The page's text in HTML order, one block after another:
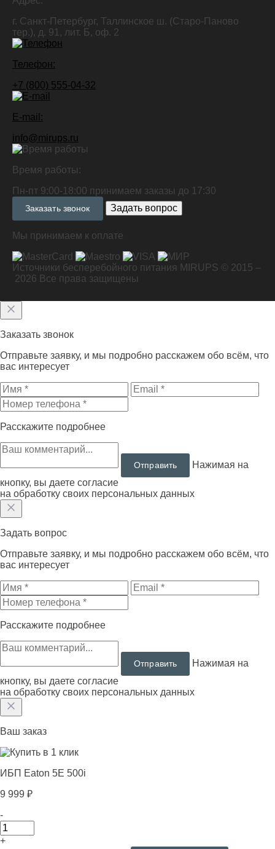
г. Санкт-Петербург, Таллинское ш. (Старо-Паново
тер.), д. 91, лит. Б, оф. 2
Телефон:
+7 (800) 555-04-32
E-mail:
info@mirups.ru
Время работы:
Пн-пт 9:00-18:00 принимаем заказы до 17:30
Заказать звонок Задать вопрос
Мы принимаем к оплате
Источники бесперебойного питания MIRUPS © 2015 –
2026 Все права защищены
Заказать звонок
Отправьте заявку, и мы подробно расскажем обо всём, что
вас интересует
Расскажите подробнее
Нажимая на
кнопку, вы даете согласие
на обработку своих персональных данных
Задать вопрос
Отправьте заявку, и мы подробно расскажем обо всём, что
вас интересует
Расскажите подробнее
Нажимая на
кнопку, вы даете согласие
на обработку своих персональных данных
Ваш заказ
ИБП Eaton 5E 500i
9 999 ₽
-
+